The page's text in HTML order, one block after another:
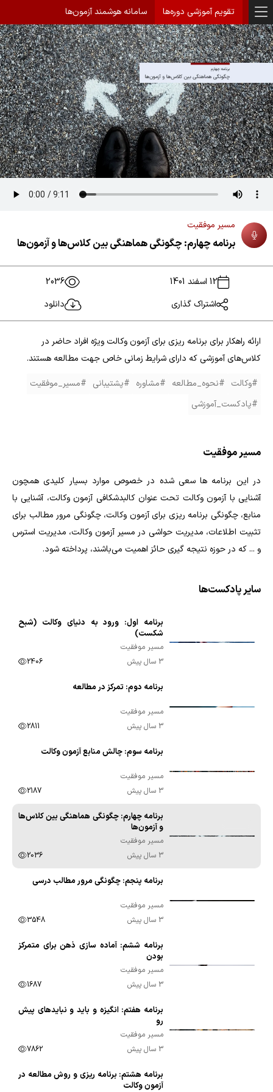
تقویم آموزشی دوره‌ها سامانه هوشمند آزمون‌ها
برنامه چهارم: چگونگی هماهنگی بین کلاس‌ها و آزمون‌ها
مسیر موفقیت
12 اسفند 1401
2036
اشتراک گذاری
دانلود
ارائه راهکار برای برنامه ریزی برای آزمون وکالت ویژه افراد حاضر در
کلاس‌های آموزشی که دارای شرایط زمانی خاص جهت مطالعه هستند.
#وکالت #نحوه_مطالعه #مشاوره #پشتیبانی #مسیر_موفقیت
#پادکست_آموزشی
مسیر موفقیت
در این برنامه ها سعی شده در خصوص موارد بسیار کلیدی همچون
آشنایی با آزمون وکالت تحت عنوان کالبدشکافی آزمون وکالت، آشنایی با
منابع، چگونگی برنامه ریزی برای آزمون وکالت، چگونگی مرور مطالب برای
تثبیت اطلاعات، مدیریت حواشی در مسیر آزمون وکالت، مدیریت استرس
و ... که در حوزه نتیجه گیری حائز اهمیت می‌باشند، پرداخته شود.
سایر پادکست‌ها
برنامه اول: ورود به دنیای وکالت (شبح
شکست)
مسیر موفقیت
3 سال پیش
2406
برنامه دوم: تمرکز در مطالعه
مسیر موفقیت
3 سال پیش
2811
برنامه سوم: چالش منابع آزمون وکالت
مسیر موفقیت
3 سال پیش
2187
برنامه چهارم: چگونگی هماهنگی بین کلاس‌ها
و آزمون‌ها
مسیر موفقیت
3 سال پیش
2036
برنامه پنجم: چگونگی مرور مطالب درسی
مسیر موفقیت
3 سال پیش
3548
برنامه ششم: آماده سازی ذهن برای متمرکز
بودن
مسیر موفقیت
3 سال پیش
1687
برنامه هفتم: انگیزه و باید و نبایدهای پیش
رو
مسیر موفقیت
3 سال پیش
7862
برنامه هشتم: برنامه ریزی و روش مطالعه در
آزمون وکالت